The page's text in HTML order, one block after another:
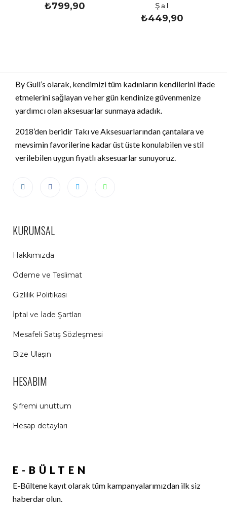
₺799,90
Şal
₺449,90
By Gull’s olarak, kendimizi tüm kadınların kendilerini ifade
etmelerini sağlayan ve her gün kendinize güvenmenize
yardımcı olan aksesuarlar sunmaya adadık.
2018’den beridir Takı ve Aksesuarlarından çantalara ve
mevsimin favorilerine kadar üst üste konulabilen ve stil
verilebilen uygun fiyatlı aksesuarlar sunuyoruz.
KURUMSAL
Hakkımızda
Ödeme ve Teslimat
Gizlilik Politikası
İptal ve İade Şartları
Mesafeli Satış Sözleşmesi
Bize Ulaşın
HESABIM
Şifremi unuttum
Hesap detayları
E-BÜLTEN
E-Bültene kayıt olarak tüm kampanyalarımızdan ilk siz
haberdar olun.